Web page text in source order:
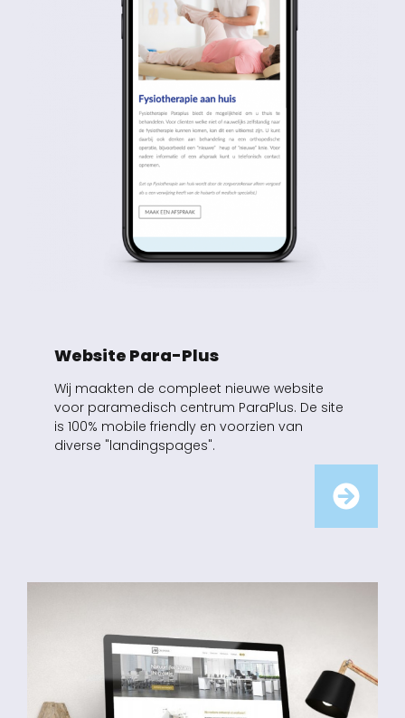
Website Para-Plus
Wij maakten de compleet nieuwe website
voor paramedisch centrum ParaPlus. De site
is 100% mobile friendly en voorzien van
diverse "landingspages".